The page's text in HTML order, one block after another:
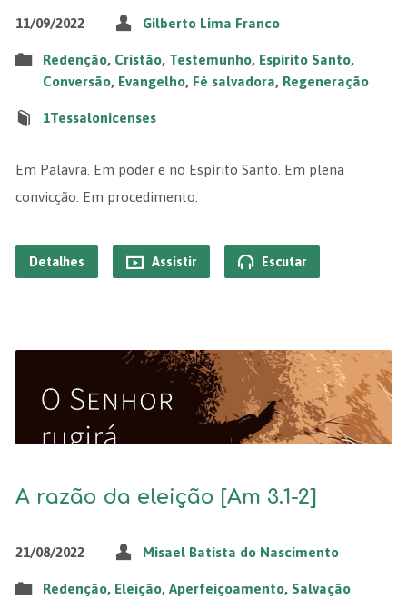
11/09/2022 Gilberto Lima Franco
Redenção, Cristão, Testemunho, Espírito Santo,
Conversão, Evangelho, Fé salvadora, Regeneração
1Tessalonicenses
Em Palavra. Em poder e no Espírito Santo. Em plena
convicção. Em procedimento.
Detalhes Assistir Escutar
A razão da eleição [Am 3.1-2]
21/08/2022 Misael Batista do Nascimento
Redenção, Eleição, Aperfeiçoamento, Salvação